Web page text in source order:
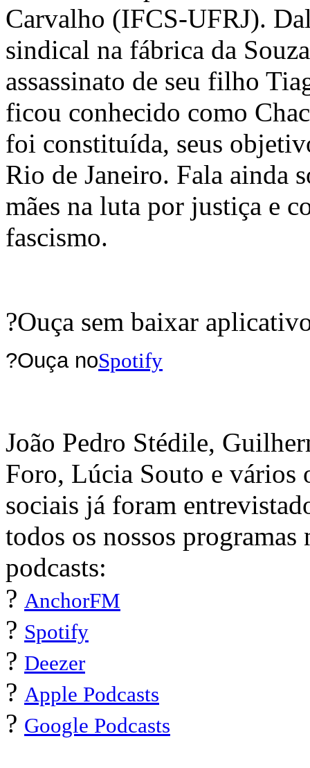
Carvalho (IFCS-UFRJ).
sindical na fábrica da
assassinato de seu filho
ficou conhecido como
foi constituída, seus
Rio de Janeiro. Fala ainda
mães na luta por justiça e
fascismo.
?Ouça sem baixar
?Ouça noSpotify
João Pedro Stédile,
Foro, Lúcia Souto e vários
sociais já foram
todos os nossos
podcasts:
? AnchorFM
? Spotify
? Deezer
? Apple Podcasts
? Google Podcasts